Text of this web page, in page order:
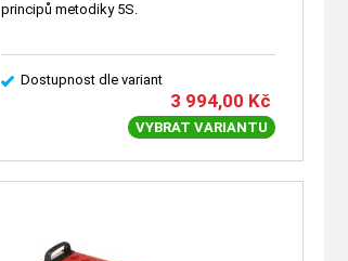
principů metodiky 5S.
Dostupnost dle variant
3 994,00 Kč
VYBRAT VARIANTU